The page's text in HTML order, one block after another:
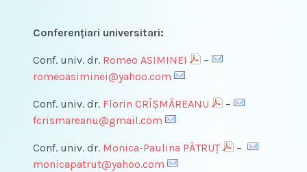
Conferenţiari universitari:
Conf. univ. dr. Romeo ASIMINEI
–
romeoasiminei@yahoo.com
Conf. univ. dr. Florin CRÎȘMĂREANU
–
fcrismareanu@gmail.com
Conf. univ. dr. Monica-Paulina PĂTRUȚ
–
monicapatrut@yahoo.com